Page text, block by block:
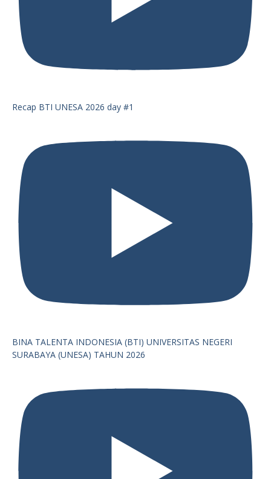
Recap BTI UNESA 2026 day #1
BINA TALENTA INDONESIA (BTI) UNIVERSITAS NEGERI
SURABAYA (UNESA) TAHUN 2026